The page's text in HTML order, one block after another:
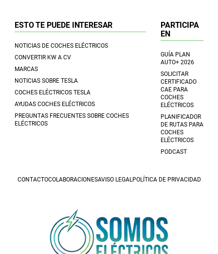
ESTO TE PUEDE INTERESAR
NOTICIAS DE COCHES ELÉCTRICOS
CONVERTIR KW A CV
MARCAS
NOTICIAS SOBRE TESLA
COCHES ELÉCTRICOS TESLA
AYUDAS COCHES ELÉCTRICOS
PREGUNTAS FRECUENTES SOBRE COCHES
ELÉCTRICOS
PARTICIPA
EN
GUÍA PLAN
AUTO+ 2026
SOLICITAR
CERTIFICADO
CAE PARA
COCHES
ELÉCTRICOS
PLANIFICADOR
DE RUTAS PARA
COCHES
ELÉCTRICOS
PODCAST
CONTACTOCOLABORACIONESAVISO LEGALPOLÍTICA DE PRIVACIDAD